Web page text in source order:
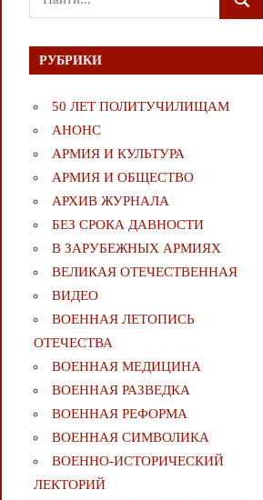
для:
РУБРИКИ
50 ЛЕТ ПОЛИТУЧИЛИЩАМ
АНОНС
АРМИЯ И КУЛЬТУРА
АРМИЯ И ОБЩЕСТВО
АРХИВ ЖУРНАЛА
БЕЗ СРОКА ДАВНОСТИ
В ЗАРУБЕЖНЫХ АРМИЯХ
ВЕЛИКАЯ ОТЕЧЕСТВЕННАЯ
ВИДЕО
ВОЕННАЯ ЛЕТОПИСЬ
ОТЕЧЕСТВА
ВОЕННАЯ МЕДИЦИНА
ВОЕННАЯ РАЗВЕДКА
ВОЕННАЯ РЕФОРМА
ВОЕННАЯ СИМВОЛИКА
ВОЕННО-ИСТОРИЧЕСКИЙ
ЛЕКТОРИЙ